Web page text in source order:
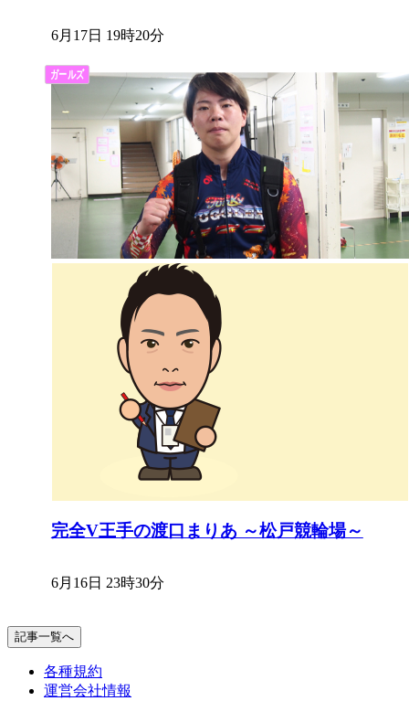
6月17日 19時20分
完全V王手の渡口まりあ ～松戸競輪場～
6月16日 23時30分
記事一覧へ
各種規約
運営会社情報